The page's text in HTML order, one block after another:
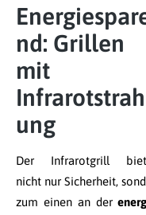
nd: Grillen
mit
ung
Der Infrarotgrill
nicht nur Sicherheit,
zum einen an der